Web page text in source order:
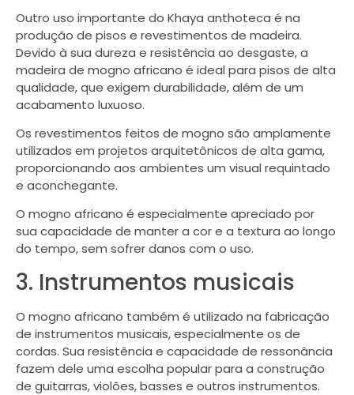
Outro uso importante do Khaya anthoteca é na
produção de pisos e revestimentos de madeira.
Devido à sua dureza e resistência ao desgaste, a
madeira de mogno africano é ideal para pisos de alta
qualidade, que exigem durabilidade, além de um
acabamento luxuoso.
Os revestimentos feitos de mogno são amplamente
utilizados em projetos arquitetônicos de alta gama,
proporcionando aos ambientes um visual requintado
e aconchegante.
O mogno africano é especialmente apreciado por
sua capacidade de manter a cor e a textura ao longo
do tempo, sem sofrer danos com o uso.
3. Instrumentos musicais
O mogno africano também é utilizado na fabricação
de instrumentos musicais, especialmente os de
cordas. Sua resistência e capacidade de ressonância
fazem dele uma escolha popular para a construção
de guitarras, violões, basses e outros instrumentos.